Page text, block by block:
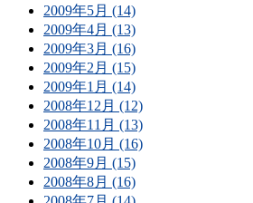
2009年5月 (14)
2009年4月 (13)
2009年3月 (16)
2009年2月 (15)
2009年1月 (14)
2008年12月 (12)
2008年11月 (13)
2008年10月 (16)
2008年9月 (15)
2008年8月 (16)